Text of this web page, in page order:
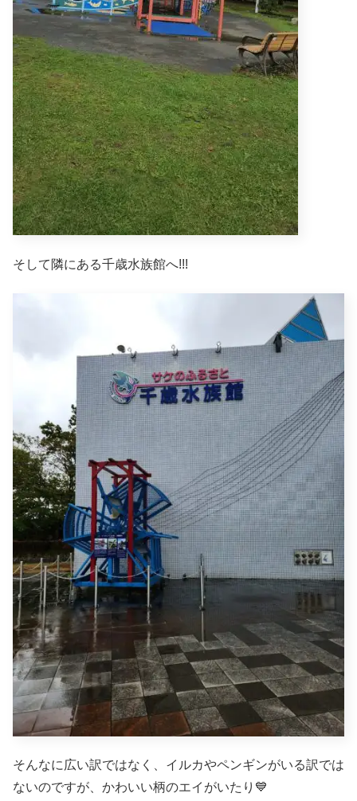
そして隣にある千歳水族館へ!!!
そんなに広い訳ではなく、イルカやペンギンがいる訳では
ないのですが、かわいい柄のエイがいたり💙